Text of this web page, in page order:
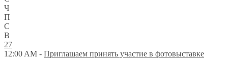
Ч
П
С
В
27
12:00 AM - Приглашаем принять участие в фотовыставке